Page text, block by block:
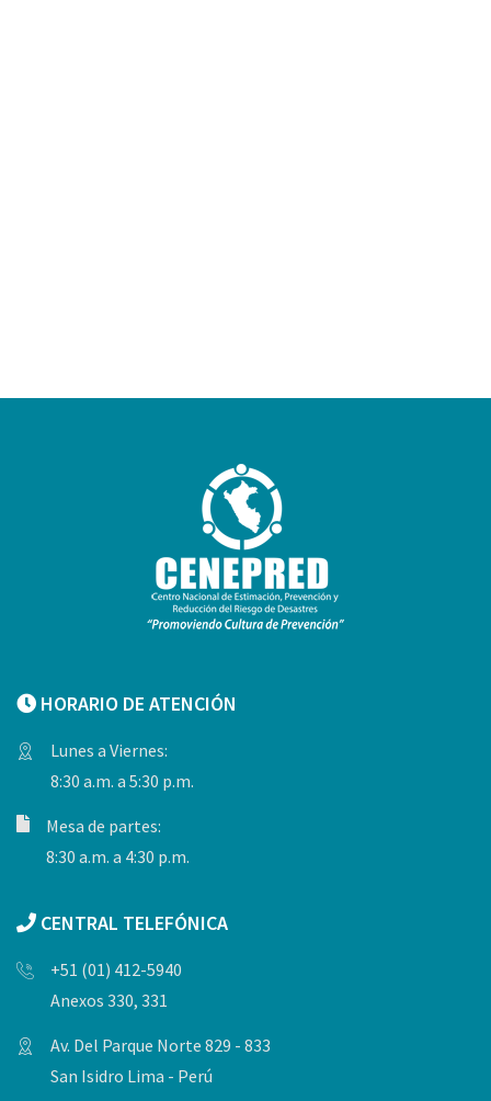
HORARIO DE ATENCIÓN
Lunes a Viernes:
8:30 a.m. a 5:30 p.m.
Mesa de partes:
8:30 a.m. a 4:30 p.m.
CENTRAL TELEFÓNICA
+51 (01) 412-5940
Anexos 330, 331
Av. Del Parque Norte 829 - 833
San Isidro Lima - Perú